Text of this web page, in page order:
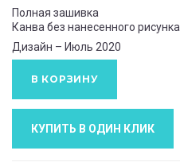
Полная зашивка
Канва без нанесенного рисунка
Дизайн – Июль 2020
В КОРЗИНУ
КУПИТЬ В ОДИН КЛИК